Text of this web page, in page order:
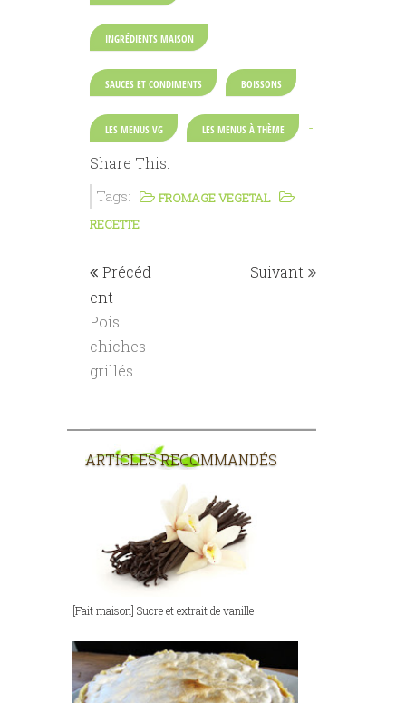
INGRÉDIENTS MAISON
SAUCES ET CONDIMENTS BOISSONS
LES MENUS VG LES MENUS À THÈME
-
Share This:
Tags:
FROMAGE VEGETAL
RECETTE
Précéd
ent
Pois
chiches
grillés
Suivant
ARTICLES RECOMMANDÉS
[Fait maison] Sucre et extrait de vanille